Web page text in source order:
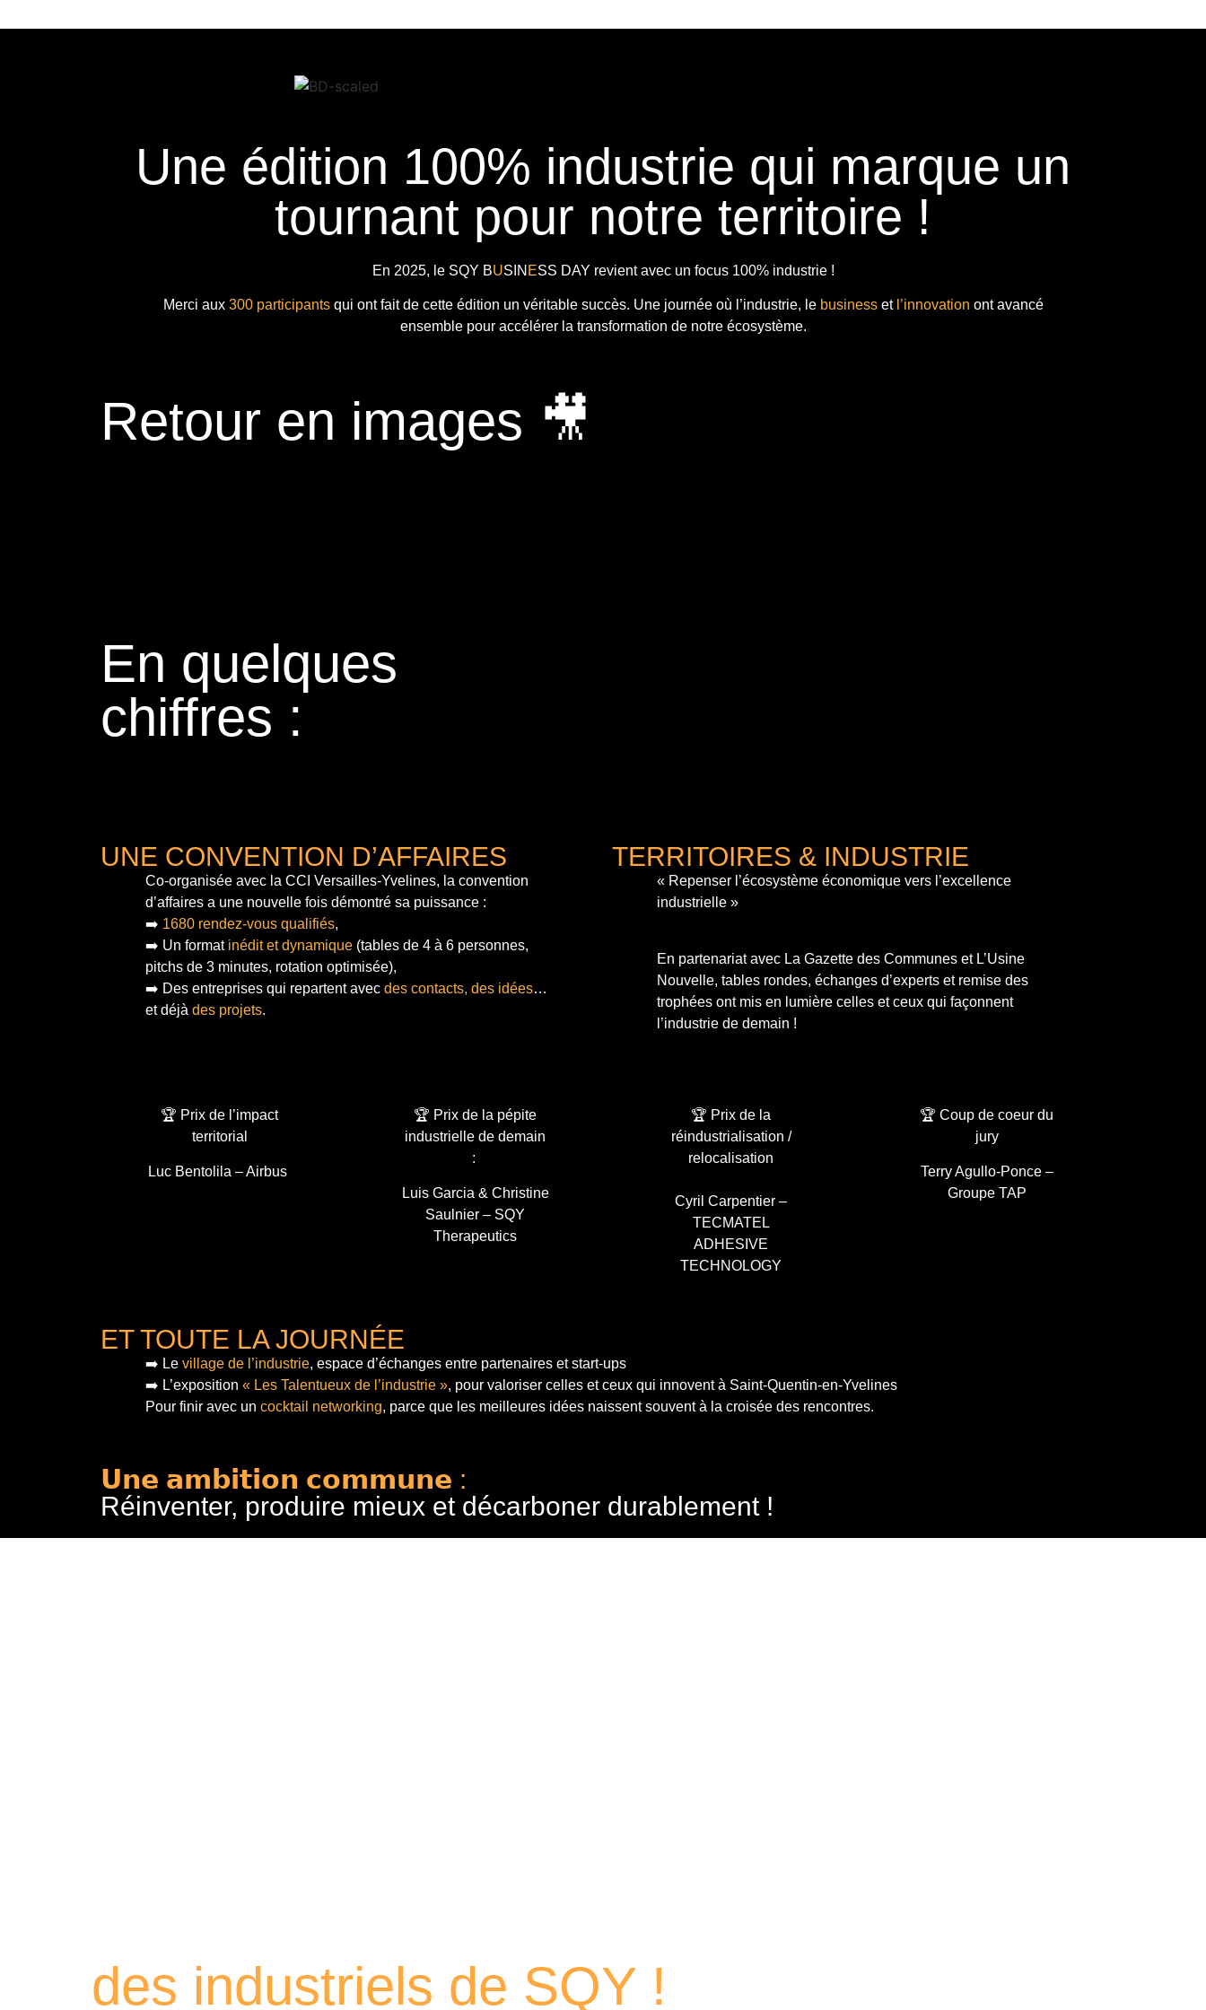
Une édition 100% industrie qui marque un
tournant pour notre territoire !
En 2025, le SQY BUSIN ESS DAY revient avec un focus 100% industrie !
Merci aux 300 participantsqui ont fait de cette édition un véritable succès. Une journée où l’industrie, le businesset l’innovation ont avancé
ensemble pour accélérer la transformation de notre écosystème.
Retour en images 🎥
En quelques
chiffres :
UNE CONVENTION D’AFFAIRES
Co-organisée avec la CCI Versailles-Yvelines, la convention
d’affaires a une nouvelle fois démontré sa puissance :
➡️ 1680 rendez-vous qualifiés,
➡️ Un format inédit et dynamique (tables de 4 à 6 personnes,
pitchs de 3 minutes, rotation optimisée),
➡️ Des entreprises qui repartent avec des contacts, des idées…
et déjà des projets.
TERRITOIRES & INDUSTRIE
« Repenser l’écosystème économique vers l’excellence
industrielle »
En partenariat avec La Gazette des Communes et L’Usine
Nouvelle, tables rondes, échanges d’experts et remise des
trophées ont mis en lumière celles et ceux qui façonnent
l’industrie de demain !
🏆 Prix de l’impact
territorial
Luc Bentolila – Airbus
🏆 Prix de la pépite
industrielle de demain
:
Luis Garcia & Christine
Saulnier – SQY
Therapeutics
🏆 Prix de la
réindustrialisation /
relocalisation
Cyril Carpentier –
TECMATEL
ADHESIVE
TECHNOLOGY
🏆 Coup de coeur du
jury
Terry Agullo-Ponce –
Groupe TAP
ET TOUTE LA JOURNÉE
➡️ Le village de l’industrie, espace d’échanges entre partenaires et start-ups
➡️ L’exposition « Les Talentueux de l’industrie », pour valoriser celles et ceux qui innovent à Saint-Quentin-en-Yvelines
Pour finir avec un cocktail networking, parce que les meilleures idées naissent souvent à la croisée des rencontres.
𝗨𝗻𝗲 𝗮𝗺𝗯𝗶𝘁𝗶𝗼𝗻 𝗰𝗼𝗺𝗺𝘂𝗻𝗲 :
Réinventer, produire mieux et décarboner durablement !
des industriels de SQY !